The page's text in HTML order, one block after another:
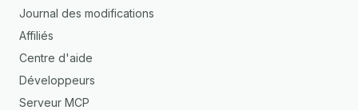
Journal des modifications
Affiliés
Centre d'aide
Développeurs
Serveur MCP